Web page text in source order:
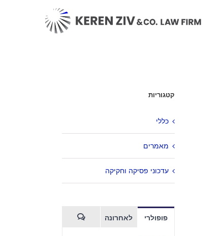
קטגוריות
כללי
מאמרים
עדכוני פסיקה וחקיקה
פופולרי לאחרונה